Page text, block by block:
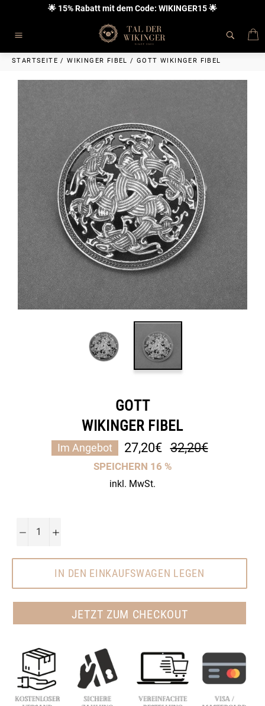
Inhalt
🌟 15% Rabatt mit dem Code: WIKINGER15 🌟
STARTSEITE /WIKINGER FIBEL /GOTT WIKINGER FIBEL
GOTT
WIKINGER FIBEL
Im Angebot 27,20€
Normaler
Preis
32,20€
SPEICHERN 16 %
inkl. MwSt.
− +
IN DEN EINKAUFSWAGEN LEGEN
JETZT ZUM CHECKOUT